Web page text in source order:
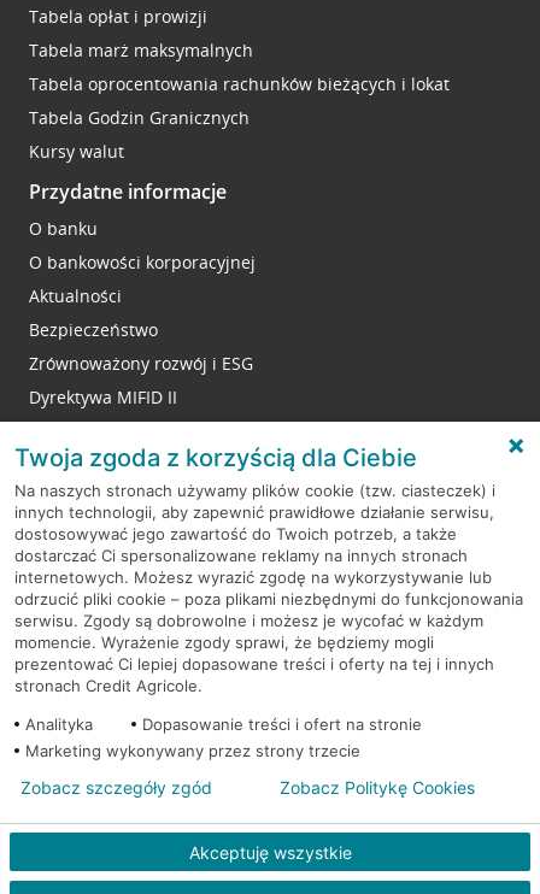
Tabela opłat i prowizji
Tabela marż maksymalnych
Tabela oprocentowania rachunków bieżących i lokat
Tabela Godzin Granicznych
Kursy walut
Przydatne informacje
O banku
O bankowości korporacyjnej
Aktualności
Bezpieczeństwo
Zrównoważony rozwój i ESG
Dyrektywa MIFID II
RODO
Regulamin serwisu
Mapa serwisu
PolitykaCookies
© 2026 Credit Agricole Bank Polska S.A. Wszelkie prawa zastrzeżone
Twoja zgoda z korzyścią dla Ciebie
Na naszych stronach używamy plików cookie (tzw. ciasteczek) i
innych technologii, aby zapewnić prawidłowe działanie serwisu,
dostosowywać jego zawartość do Twoich potrzeb, a także
dostarczać Ci spersonalizowane reklamy na innych stronach
internetowych. Możesz wyrazić zgodę na wykorzystywanie lub
odrzucić pliki cookie – poza plikami niezbędnymi do funkcjonowania
serwisu. Zgody są dobrowolne i możesz je wycofać w każdym
momencie. Wyrażenie zgody sprawi, że będziemy mogli
prezentować Ci lepiej dopasowane treści i oferty na tej i innych
stronach Credit Agricole.
Analityka
Dopasowanie treści i ofert na stronie
Marketing wykonywany przez strony trzecie
Akceptuję wszystkie
Zobacz szczegóły zgód Zobacz Politykę Cookies